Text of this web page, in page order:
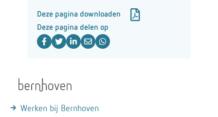
Deze pagina downloaden
Deze pagina delen op
Werken bij Bernhoven